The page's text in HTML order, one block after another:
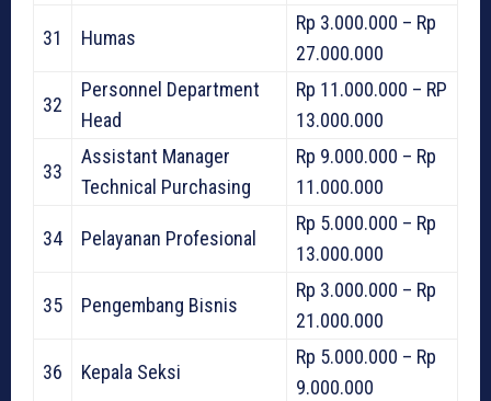
31 Humas
Rp 3.000.000 – Rp
27.000.000
32
Personnel Department
Head
Rp 11.000.000 – RP
13.000.000
33
Assistant Manager
Technical Purchasing
Rp 9.000.000 – Rp
11.000.000
34 Pelayanan Profesional
Rp 5.000.000 – Rp
13.000.000
35 Pengembang Bisnis
Rp 3.000.000 – Rp
21.000.000
36 Kepala Seksi
Rp 5.000.000 – Rp
9.000.000